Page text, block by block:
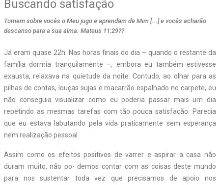
Buscando satisfação
Tomem sobre vocês o Meu jugo e aprendam de Mim [...] e vocês acharão
descanso para a sua alma. Mateus 11:29??
Já eram quase 22h. Nas horas finais do dia – quando o restante da
família dormia tranquilamente –, embora eu também estivesse
exausta, relaxava na quietude da noite. Contudo, ao olhar para as
pilhas de contas, louças sujas e macarrão espalhado no carpete, eu
não conseguia visualizar como eu poderia passar mais um dia
repetindo as mesmas tarefas com tão pouca satisfação. Parecia
que eu estava labutando pela vida praticamente sem esperança
nem realização pessoal.
Assim como os efeitos positivos de varrer e aspirar a casa não
duram muito, não po- demos contar com as coisas deste mundo
para nos sustentar toda vez que precisamos de apoio nos